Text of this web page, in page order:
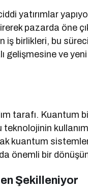
yatırımlar
pazarda öne
birlikleri, bu
gelişmesine ve
tarafı. Kuantum
kullanım
kuantum
da önemli bir
Şekilleniyor